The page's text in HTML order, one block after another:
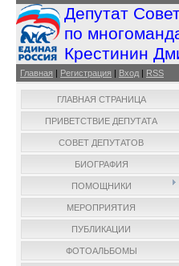
Депутат
по
Крестинин
Главная | Регистрация | Вход | RSS
ГЛАВНАЯ СТРАНИЦА
ПРИВЕТСТВИЕ ДЕПУТАТА
СОВЕТ ДЕПУТАТОВ
БИОГРАФИЯ
ПОМОЩНИКИ
МЕРОПРИЯТИЯ
ПУБЛИКАЦИИ
ФОТОАЛЬБОМЫ